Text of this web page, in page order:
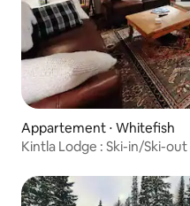
Appartement ⋅ Whitefish
Kintla Lodge : Ski-in/Ski-out